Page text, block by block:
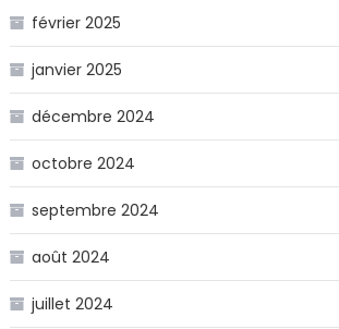
février 2025
janvier 2025
décembre 2024
octobre 2024
septembre 2024
août 2024
juillet 2024